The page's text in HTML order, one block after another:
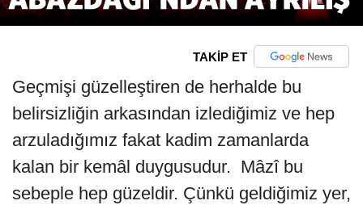
TAKİP ET
Geçmişi güzelleştiren de herhalde bu
belirsizliğin arkasından izlediğimiz ve hep
arzuladığımız fakat kadim zamanlarda
kalan bir kemâl duygusudur. Mâzî bu
sebeple hep güzeldir. Çünkü geldiğimiz yer,